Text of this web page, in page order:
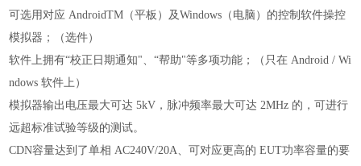
可选用对应 AndroidTM（平板）及Windows（电脑）的控制软件操控
模拟器；（选件）
软件上拥有“校正日期通知"、“帮助"等多项功能；（只在 Android / Wi
ndows 软件上）
模拟器输出电压最大可达 5kV，脉冲频率最大可达 2MHz 的，可进行
远超标准试验等级的测试。
CDN容量达到了单相 AC240V/20A、可对应更高的 EUT功率容量的要